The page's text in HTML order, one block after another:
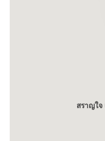
สราญใ